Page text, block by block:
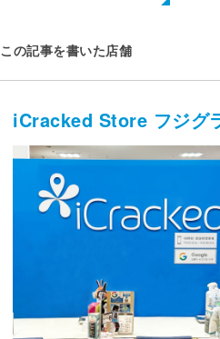
この記事を書いた店舗
iCracked Store フジグ